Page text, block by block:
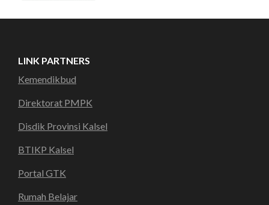
LINK PARTNERS
Kemendikbud
Direktorat PMPK
Disdik Provinsi Kalsel
BTIKP Kalsel
Portal GTK
Rumah Belajar